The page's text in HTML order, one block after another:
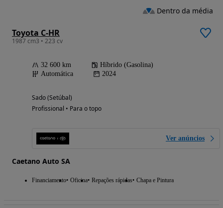
Toyota C-HR
1987 cm3 • 223 cv
32 600 km
Híbrido (Gasolina)
Automática
2024
Sado (Setúbal)
Profissional • Para o topo
Ver anúncios
Caetano Auto SA
Financiamento Oficina Repações rápidas Chapa e Pintura
Dentro da média